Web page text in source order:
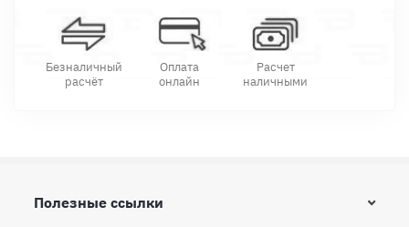
Безналичный
расчёт
Оплата
онлайн
Расчет
наличными
Полезные ссылки